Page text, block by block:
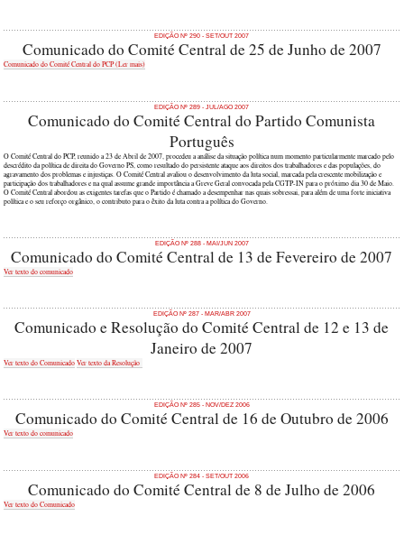
EDIÇÃO Nº 290 - SET/OUT 2007
Comunicado do Comité Central de 25 de Junho de 2007
Comunicado do Comité Central do PCP (Ler mais)
EDIÇÃO Nº 289 - JUL/AGO 2007
Comunicado do Comité Central do Partido Comunista
Português
O Comité Central do PCP, reunido a 23 de Abril de 2007, procedeu a análise da situação política num momento particularmente marcado pelo
descrédito da política de direita do Governo PS, como resultado do persistente ataque aos direitos dos trabalhadores e das populações, do
agravamento dos problemas e injustiças. O Comité Central avaliou o desenvolvimento da luta social, marcada pela crescente mobilização e
participação dos trabalhadores e na qual assume grande importância a Greve Geral convocada pela CGTP-IN para o próximo dia 30 de Maio.
O Comité Central abordou as exigentes tarefas que o Partido é chamado a desempenhar nas quais sobressai, para além de uma forte iniciativa
política e o seu reforço orgânico, o contributo para o êxito da luta contra a política do Governo.
EDIÇÃO Nº 288 - MAI/JUN 2007
Comunicado do Comité Central de 13 de Fevereiro de 2007
Ver texto do comunicado
EDIÇÃO Nº 287 - MAR/ABR 2007
Comunicado e Resolução do Comité Central de 12 e 13 de
Janeiro de 2007
Ver texto do Comunicado Ver texto da Resolução
EDIÇÃO Nº 285 - NOV/DEZ 2006
Comunicado do Comité Central de 16 de Outubro de 2006
Ver texto do comunicado
EDIÇÃO Nº 284 - SET/OUT 2006
Comunicado do Comité Central de 8 de Julho de 2006
Ver texto do Comunicado